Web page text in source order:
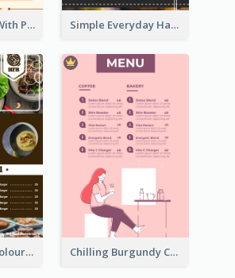
Dessert Menu With Photos Of Cakes Simple Everyday Hamburger Menu In Black
Vintage Dark Colour Tone Menu Of Western Restaurant Chilling Burgundy Coffee And Bakery Menu Design